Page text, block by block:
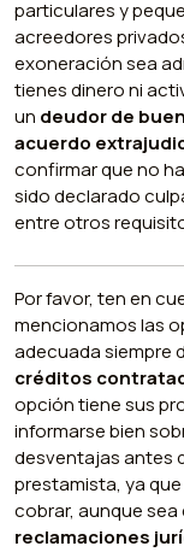
particulares y
acreedores
exoneración sea
tienes dinero ni
un deudor de
acuerdo
confirmar que no
sido declarado
entre otros
Por favor, ten en
mencionamos las
adecuada siempre
créditos
opción tiene sus
informarse bien
desventajas antes
prestamista, ya que
cobrar, aunque
reclamaciones